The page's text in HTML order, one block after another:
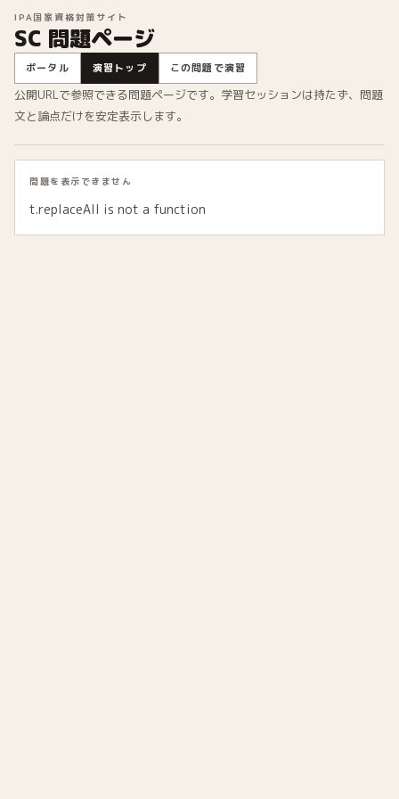
IPA国家資格対策サイト
SC 問題ページ
ポータル 演習トップ この問題で演習
公開URLで参照できる問題ページです。学習セッションは持たず、問題
文と論点だけを安定表示します。
問題を表示できません
t.replaceAll is not a function